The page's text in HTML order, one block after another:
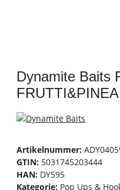
Dynamite Baits
Artikelnummer:
GTIN: 5031745203444
HAN: DY595
Kategorie: Pop Ups &